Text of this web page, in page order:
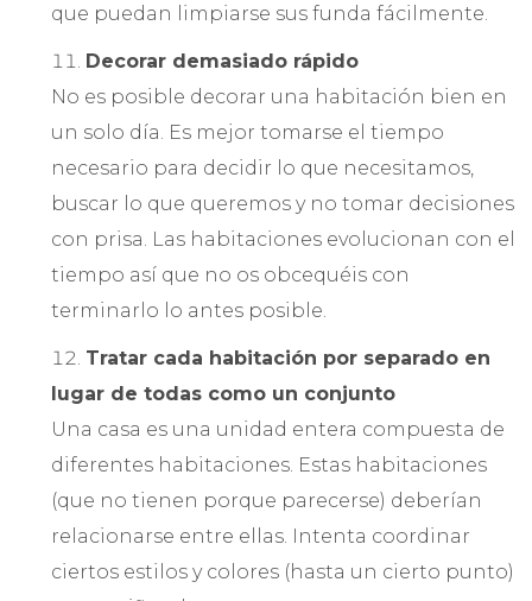
que puedan limpiarse sus funda fácilmente.
Decorar demasiado rápido
No es posible decorar una habitación bien en
un solo día. Es mejor tomarse el tiempo
necesario para decidir lo que necesitamos,
buscar lo que queremos y no tomar decisiones
con prisa. Las habitaciones evolucionan con el
tiempo así que no os obcequéis con
terminarlo lo antes posible.
Tratar cada habitación por separado en
lugar de todas como un conjunto
Una casa es una unidad entera compuesta de
diferentes habitaciones. Estas habitaciones
(que no tienen porque parecerse) deberían
relacionarse entre ellas. Intenta coordinar
ciertos estilos y colores (hasta un cierto punto)